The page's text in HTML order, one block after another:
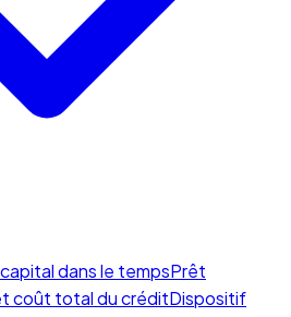
dans le tempsPrêt
coût total du créditDispositif